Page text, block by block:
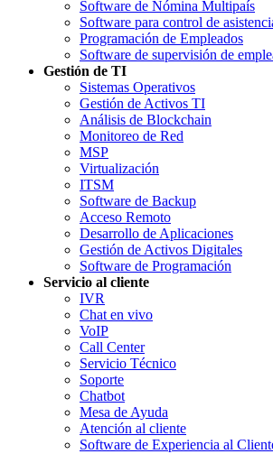
Software de Nómina Multipaís
Software para control de
Programación de Empleados
Software de supervisión de
Gestión de TI
Sistemas Operativos
Gestión de Activos TI
Análisis de Blockchain
Monitoreo de Red
MSP
Virtualización
ITSM
Software de Backup
Acceso Remoto
Desarrollo de Aplicaciones
Gestión de Activos Digitales
Software de Programación
Servicio al cliente
IVR
Chat en vivo
VoIP
Call Center
Servicio Técnico
Soporte
Chatbot
Mesa de Ayuda
Atención al cliente
Software de Experiencia al